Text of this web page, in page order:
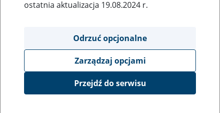
Szkolenia
Obszar merytoryczny
obsługa klientów
Opis wydarzenia
Platforma Usług Elektronicznych ZUS eZUS
ostatnia aktualizacja 19.08.2024 r.
Odrzuć opcjonalne
Zarządzaj opcjami
Przejdź do serwisu